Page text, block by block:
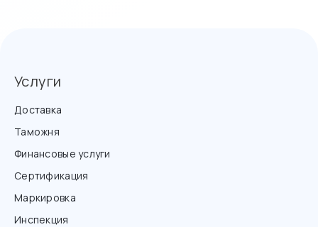
Услуги
Доставка
Таможня
Финансовые услуги
Сертификация
Маркировка
Инспекция